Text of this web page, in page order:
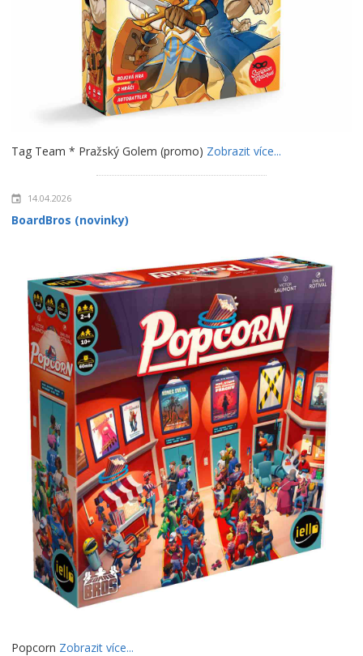
Tag Team * Pražský Golem (promo) Zobrazit více...
14.04.2026
BoardBros (novinky)
Popcorn Zobrazit více...